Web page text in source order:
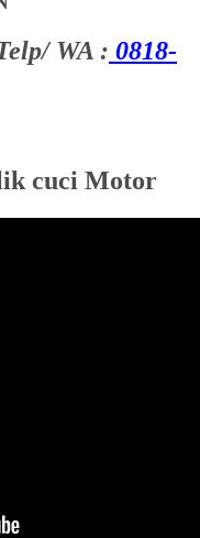
WA : 0818-
cuci Motor